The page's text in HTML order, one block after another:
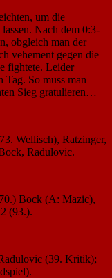
um die
Nach dem 0:3-
obgleich man der
vehement gegen die
fightete. Leider
Tag. So muss man
Sieg gratulieren…
Wellisch), Ratzinger,
Radulovic.
Bock (A: Mazic),
(93.).
(39. Kritik);